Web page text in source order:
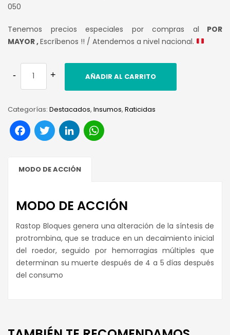
050
Tenemos precios especiales por compras al POR
MAYOR ,Escríbenos !! / Atendemos a nivel nacional.
AÑADIR AL CARRITO
Categorías: Destacados, Insumos, Raticidas
Facebook
TwitterLinkedIn
MODO DE ACCIÓN
MODO DE ACCIÓN
Rastop Bloques genera una alteración de la síntesis de
protrombina, que se traduce en un decaimiento inicial
del roedor, seguido por hemorragias múltiples que
determinan su muerte después de 4 a 5 días después
del consumo